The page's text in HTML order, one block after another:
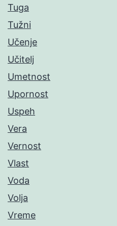
Tuga
Tužni
Učenje
Učitelj
Umetnost
Upornost
Uspeh
Vera
Vernost
Vlast
Voda
Volja
Vreme